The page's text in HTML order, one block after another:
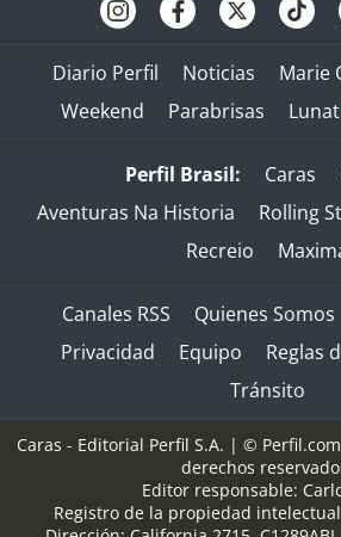
Diario Perfil Noticias Marie
Weekend
Parabrisas
Perfil Brasil: Caras
Aventuras Na Historia
Rolling
Recreio
Canales RSS Quienes Somos
Privacidad
Equipo
Reglas
Tránsito
Caras - Editorial Perfil S.A. | ©
derechos
Editor responsable:
Registro de la propiedad